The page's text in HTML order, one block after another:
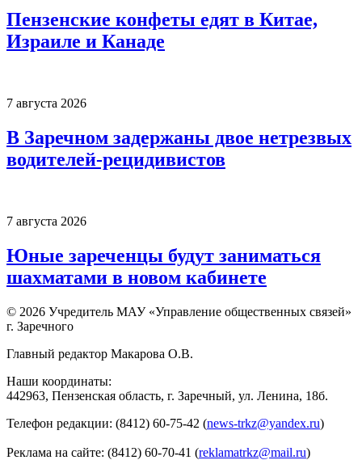
Пензенские конфеты едят в Китае,
Израиле и Канаде
7 августа 2026
В Заречном задержаны двое нетрезвых
водителей-рецидивистов
7 августа 2026
Юные зареченцы будут заниматься
шахматами в новом кабинете
© 2026 Учредитель МАУ «Управление общественных связей»
г. Заречного
Главный редактор Макарова О.В.
Наши координаты:
442963, Пензенская область, г. Заречный, ул. Ленина, 18б.
Телефон редакции: (8412) 60-75-42 (news-trkz@yandex.ru)
Реклама на сайте: (8412) 60-70-41 (reklamatrkz@mail.ru)